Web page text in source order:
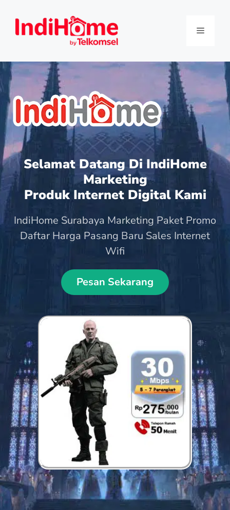
Selamat Datang Di IndiHome
Marketing
Produk Internet Digital Kami
IndiHome Surabaya Marketing Paket Promo
Daftar Harga Pasang Baru Sales Internet
Wifi
Pesan Sekarang